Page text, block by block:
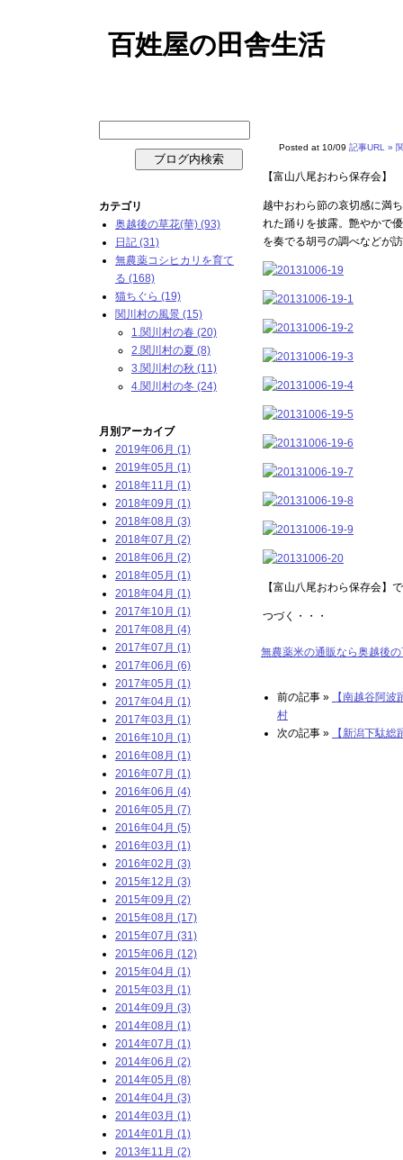
百姓屋の田舎生活
Posted at 10/09 記事URL »
【富山八尾おわら保存会】
越中おわら節の哀切感に満
れた踊りを披露。艶やかで
を奏でる胡弓の調べなどが
【富山八尾おわら保存会】
つづく・・・
無農薬米の通販なら奥越後
前の記事 »
【南越谷阿
村
次の記事 »
【新潟下駄
カテゴリ
奥越後の草花(華) (93)
日記 (31)
無農薬コシヒカリを育て
る (168)
猫ちぐら (19)
関川村の風景 (15)
1.関川村の春 (20)
2.関川村の夏 (8)
3.関川村の秋 (11)
4.関川村の冬 (24)
月別アーカイブ
2019年06月 (1)
2019年05月 (1)
2018年11月 (1)
2018年09月 (1)
2018年08月 (3)
2018年07月 (2)
2018年06月 (2)
2018年05月 (1)
2018年04月 (1)
2017年10月 (1)
2017年08月 (4)
2017年07月 (1)
2017年06月 (6)
2017年05月 (1)
2017年04月 (1)
2017年03月 (1)
2016年10月 (1)
2016年08月 (1)
2016年07月 (1)
2016年06月 (4)
2016年05月 (7)
2016年04月 (5)
2016年03月 (1)
2016年02月 (3)
2015年12月 (3)
2015年09月 (2)
2015年08月 (17)
2015年07月 (31)
2015年06月 (12)
2015年04月 (1)
2015年03月 (1)
2014年09月 (3)
2014年08月 (1)
2014年07月 (1)
2014年06月 (2)
2014年05月 (8)
2014年04月 (3)
2014年03月 (1)
2014年01月 (1)
2013年11月 (2)